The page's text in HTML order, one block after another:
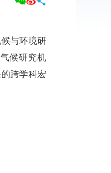
与环境研
候研究机
跨学科宏